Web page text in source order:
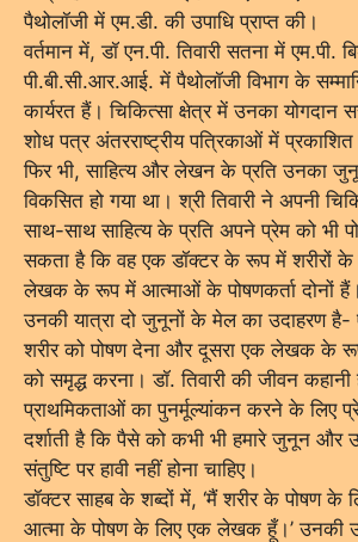
पैथोलॉजी में एम.डी. की उपाधि प्राप्त की।
वर्तमान में, डॉ एन.पी. तिवारी सतना में एम.पी.
पी.बी.सी.आर.आई. में पैथोलॉजी विभाग के
कार्यरत हैं। चिकित्सा क्षेत्र में उनका योगदान
शोध पत्र अंतरराष्ट्रीय पत्रिकाओं में प्रकाशित
फिर भी, साहित्य और लेखन के प्रति उनका
विकसित हो गया था। श्री तिवारी ने अपनी
साथ-साथ साहित्य के प्रति अपने प्रेम को भी
सकता है कि वह एक डॉक्टर के रूप में शरीरों के
लेखक के रूप में आत्माओं के पोषणकर्ता दोनों हैं।
उनकी यात्रा दो जुनूनों के मेल का उदाहरण
शरीर को पोषण देना और दूसरा एक लेखक के
को समृद्ध करना। डॉ. तिवारी की जीवन
प्राथमिकताओं का पुनर्मूल्यांकन करने के लिए
दर्शाती है कि पैसे को कभी भी हमारे जुनून और
संतुष्टि पर हावी नहीं होना चाहिए।
डॉक्टर साहब के शब्दों में, ‘मैं शरीर के पोषण के
आत्मा के पोषण के लिए एक लेखक हूँ।’ उनकी